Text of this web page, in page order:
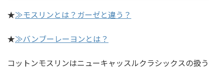
★≫モスリンとは？ガーゼと違う？
★≫バンブーレーヨンとは？
コットンモスリンはニューキャッスルクラシックスの扱う